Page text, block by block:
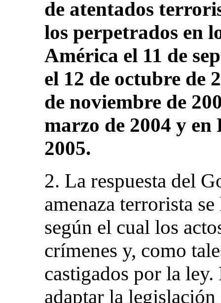
de atentados
los perpetrados en
América el 11 de
el 12 de octubre de
de noviembre de
marzo de 2004 y
2005.
2. La respuesta del
amenaza terrorista
según el cual los
crímenes y, como
castigados por la
adaptar la